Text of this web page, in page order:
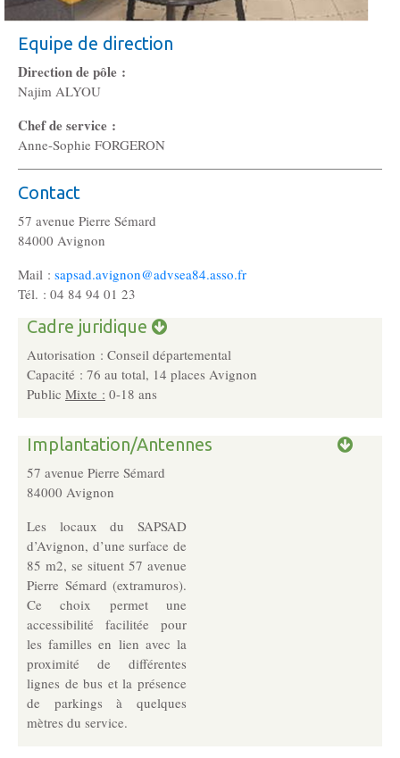
Le siège
Son équipe
Ses locaux
Son histoire
Rapports d’activité
Pôle Socio-­Éducatif
Service de Prévention spécialisée territorialisée
Pôle Milieu Ouvert
SIE
AEMO
AEMO H
Pôle Protection et Soutien Familial
Médiation familiale
Equipe de direction
Direction de pôle :
Najim ALYOU
Chef de service :
Anne-Sophie FORGERON
Contact
57 avenue Pierre Sémard
84000 Avignon
Mail : sapsad.avignon@advsea84.asso.fr
Tél. : 04 84 94 01 23
Cadre juridique
Autorisation : Conseil départemental
Capacité : 76 au total, 14 places Avignon
Public Mixte : 0-18 ans
Implantation/Antennes
57 avenue Pierre Sémard
84000 Avignon
Les locaux du SAPSAD
d’Avignon, d’une surface de
85 m2, se situent 57 avenue
Pierre Sémard (extramuros).
Ce choix permet une
accessibilité facilitée pour
les familles en lien avec la
proximité de différentes
lignes de bus et la présence
de parkings à quelques
mètres du service.